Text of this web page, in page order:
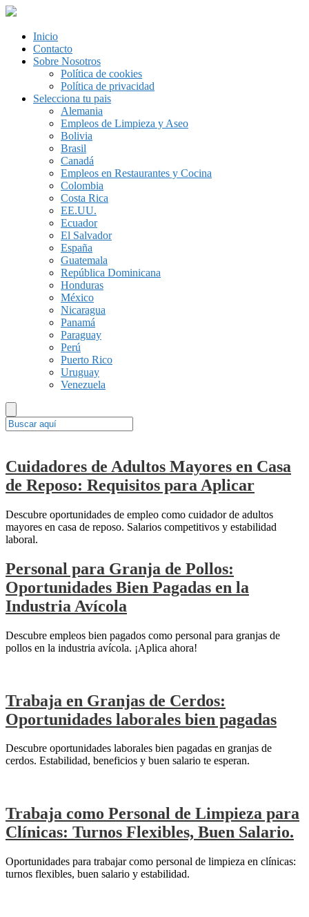
Inicio
Contacto
Sobre Nosotros
Política de cookies
Política de privacidad
Selecciona tu pais
Alemania
Empleos de Limpieza y Aseo
Bolivia
Brasil
Canadá
Empleos en Restaurantes y Cocina
Colombia
Costa Rica
EE.UU.
Ecuador
El Salvador
España
Guatemala
República Dominicana
Honduras
México
Nicaragua
Panamá
Paraguay
Perú
Puerto Rico
Uruguay
Venezuela
Cuidadores de Adultos Mayores en Casa
de Reposo: Requisitos para Aplicar
Descubre oportunidades de empleo como cuidador de adultos
mayores en casa de reposo. Salarios competitivos y estabilidad
laboral.
Personal para Granja de Pollos:
Oportunidades Bien Pagadas en la
Industria Avícola
Descubre empleos bien pagados como personal para granjas de
pollos en la industria avícola. ¡Aplica ahora!
Trabaja en Granjas de Cerdos:
Oportunidades laborales bien pagadas
Descubre oportunidades laborales bien pagadas en granjas de
cerdos. Estabilidad, beneficios y buen salario te esperan.
Trabaja como Personal de Limpieza para
Clínicas: Turnos Flexibles, Buen Salario.
Oportunidades para trabajar como personal de limpieza en clínicas:
turnos flexibles, buen salario y estabilidad.